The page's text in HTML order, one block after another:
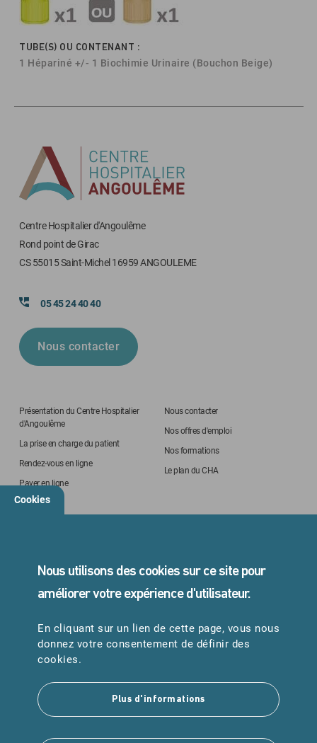
TUBE(S) OU CONTENANT :
1 Hépariné +/- 1 Biochimie Urinaire (Bouchon Beige)
Centre Hospitalier d'Angoulême
Rond point de Girac
CS 55015 Saint-Michel 16959 ANGOULEME
05 45 24 40 40
Nous contacter
Présentation du Centre Hospitalier
d'Angoulême
La prise en charge du patient
Rendez-vous en ligne
Payer en ligne
Nous contacter
Nos offres d'emploi
Nos formations
Le plan du CHA
05 45 24 40 40
URGENCES
Samu : 15
Pompiers : 18
Suivez-nous
Cookies
Nous utilisons des cookies sur ce site pour
améliorer votre expérience d'utilisateur.
En cliquant sur un lien de cette page, vous nous
donnez votre consentement de définir des
cookies.
Plus d'informations